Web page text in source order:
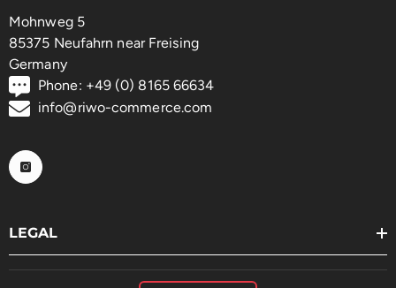
Mohnweg 5
85375 Neufahrn near Freising
Germany
Phone: +49 (0) 8165 66634
info@riwo-commerce.com
LEGAL